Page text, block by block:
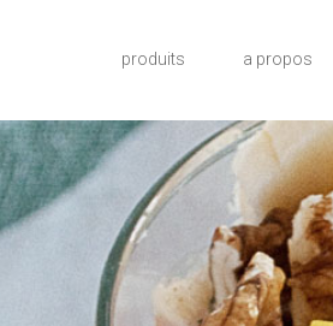
produits a propos